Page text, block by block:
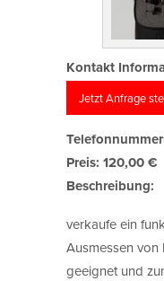
Kontakt
Jetzt Anfrage
Preis: 120,00 €
Beschreibung:
verkaufe ein
Ausmessen von
geeignet und